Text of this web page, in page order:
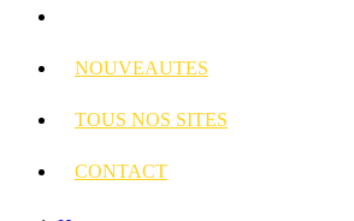
NOUVEAUTES
TOUS NOS SITES
CONTACT